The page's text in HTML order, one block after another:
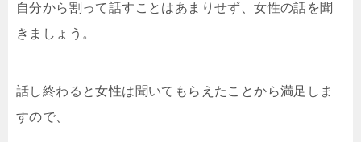
自分から割って話すことはあまりせず、女性の話を聞
きましょう。
話し終わると女性は聞いてもらえたことから満足しま
すので、